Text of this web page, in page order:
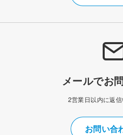
メールでお
2営業日以内に返信
お問い合